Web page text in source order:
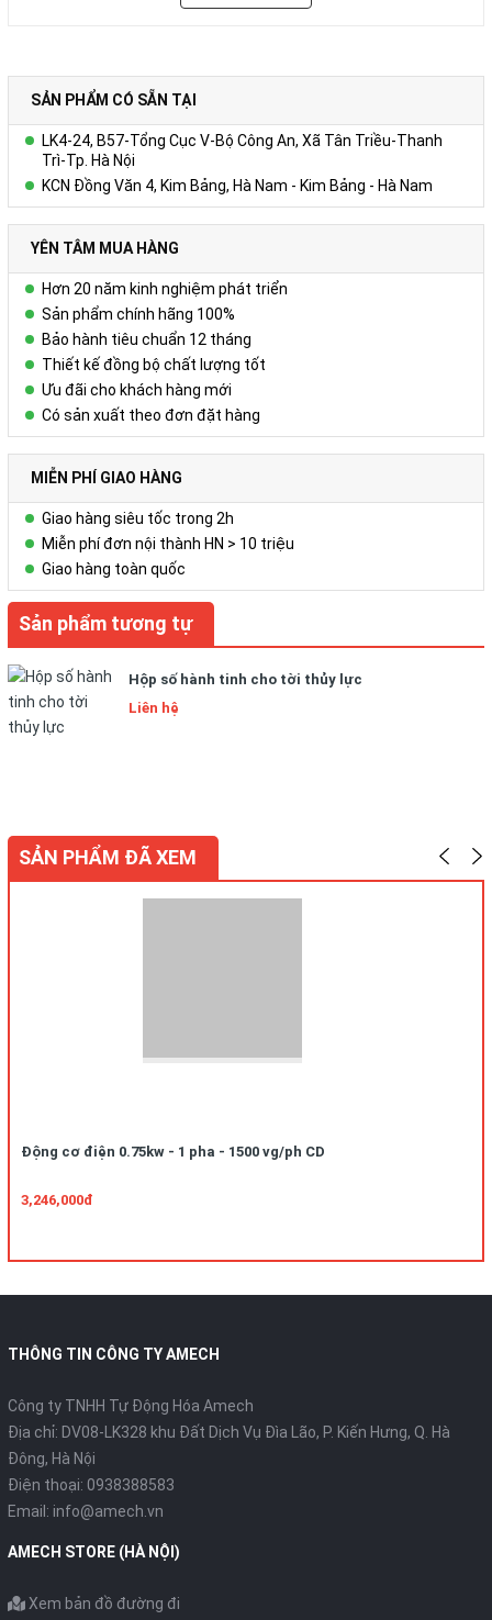
SẢN PHẨM CÓ SẴN TẠI
LK4-24, B57-Tổng Cục V-Bộ Công An, Xã Tân Triều-Thanh
Trì-Tp. Hà Nội
KCN Đồng Văn 4, Kim Bảng, Hà Nam - Kim Bảng - Hà Nam
YÊN TÂM MUA HÀNG
Hơn 20 năm kinh nghiệm phát triển
Sản phẩm chính hãng 100%
Bảo hành tiêu chuẩn 12 tháng
Thiết kế đồng bộ chất lượng tốt
Ưu đãi cho khách hàng mới
Có sản xuất theo đơn đặt hàng
MIỄN PHÍ GIAO HÀNG
Giao hàng siêu tốc trong 2h
Miễn phí đơn nội thành HN > 10 triệu
Giao hàng toàn quốc
Sản phẩm tương tự
Hộp số hành tinh cho tời thủy lực
Liên hệ
SẢN PHẨM ĐÃ XEM
Động cơ điện 0.75kw - 1 pha - 1500 vg/ph CD
3,246,000đ
THÔNG TIN CÔNG TY AMECH
Công ty TNHH Tự Động Hóa Amech
Địa chỉ: DV08-LK328 khu Đất Dịch Vụ Đìa Lão, P. Kiến Hưng, Q. Hà
Đông, Hà Nội
Điện thoại: 0938388583
Email: info@amech.vn
AMECH STORE (HÀ NỘI)
Xem bản đồ đường đi